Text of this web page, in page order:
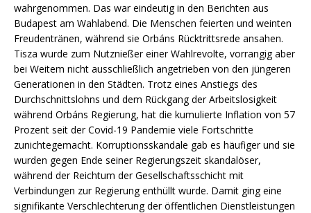
wahrgenommen. Das war eindeutig in den Berichten aus
Budapest am Wahlabend. Die Menschen feierten und weinten
Freudentränen, während sie Orbáns Rücktrittsrede ansahen.
Tisza wurde zum Nutznießer einer Wahlrevolte, vorrangig aber
bei Weitem nicht ausschließlich angetrieben von den jüngeren
Generationen in den Städten. Trotz eines Anstiegs des
Durchschnittslohns und dem Rückgang der Arbeitslosigkeit
während Orbáns Regierung, hat die kumulierte Inflation von 57
Prozent seit der Covid-19 Pandemie viele Fortschritte
zunichtegemacht. Korruptionsskandale gab es häufiger und sie
wurden gegen Ende seiner Regierungszeit skandalöser,
während der Reichtum der Gesellschaftsschicht mit
Verbindungen zur Regierung enthüllt wurde. Damit ging eine
signifikante Verschlechterung der öffentlichen Dienstleistungen